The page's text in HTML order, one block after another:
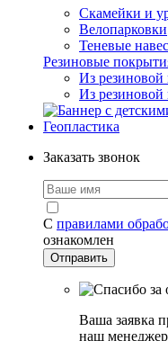
Скамейки и
Велопарковки
Теневые
Резиновые
Из
Из резиновой
Геопластика
Заказать звонок
С правилами
ознакомлен
Ваша заявка
наш